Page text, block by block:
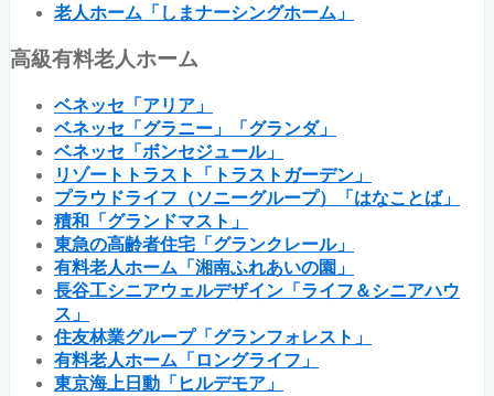
老人ホーム「しまナーシングホーム」
高級有料老人ホーム
ベネッセ「アリア」
ベネッセ「グラニー」「グランダ」
ベネッセ「ボンセジュール」
リゾートトラスト「トラストガーデン」
プラウドライフ（ソニーグループ）「はなことば」
積和「グランドマスト」
東急の高齢者住宅「グランクレール」
有料老人ホーム「湘南ふれあいの園」
長谷工シニアウェルデザイン「ライフ＆シニアハウ
ス」
住友林業グループ「グランフォレスト」
有料老人ホーム「ロングライフ」
東京海上日動「ヒルデモア」